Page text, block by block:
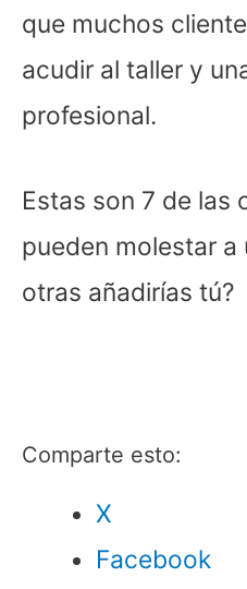
que muchos
acudir al taller y
profesional.
Estas son 7 de las
pueden molestar a
otras añadirías tú?
Comparte esto:
X
Facebook